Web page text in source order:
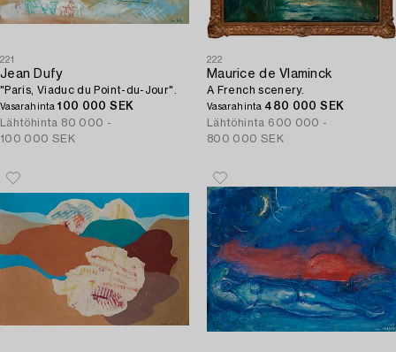
221
Jean Dufy
"Paris, Viaduc du Point-du-Jour".
Vasarahinta100 000 SEK
Lähtöhinta 80 000 -
100 000 SEK
222
Maurice de Vlaminck
A French scenery.
Vasarahinta 480 000 SEK
Lähtöhinta 600 000 -
800 000 SEK